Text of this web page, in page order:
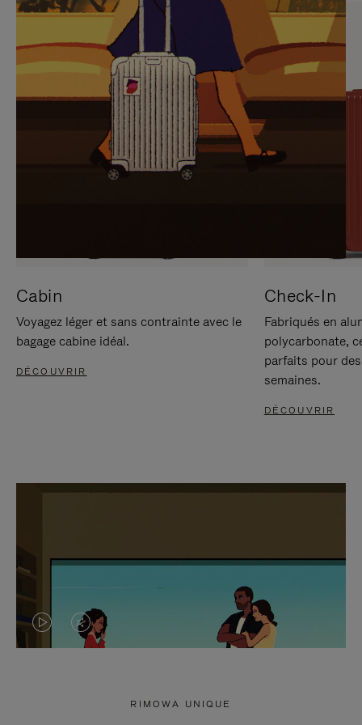
SUR
POUR
METTRE
PAUSE
VEUILLEZ
CLIQUER
POUR
RÉACTIVER
LE
SON
Cabin
Voyagez léger et sans contrainte avec le
bagage cabine idéal.
DÉCOUVRIR
Check-In
Fabriqués en
polycarbonate,
parfaits pour
semaines.
DÉCOUVRIR
LA LE
RIMOWA UNIQUE